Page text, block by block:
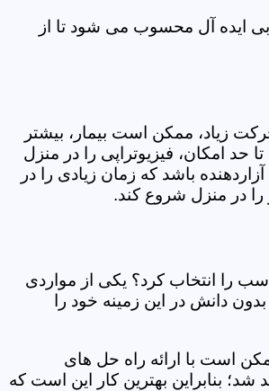
ایده آل محسوب می شود تا از
زیاد، ممکن است بیمار، بیشتر
امکان، فیزیوتراپی را در منزل
باشد که زمان زیادی را در
را در منزل شروع کند.
را انتخاب کرد؟ یکی از مواردی
دانش در این زمینه خود را
است با ارائه راه حل های
بنابراین بهترین کار این است که